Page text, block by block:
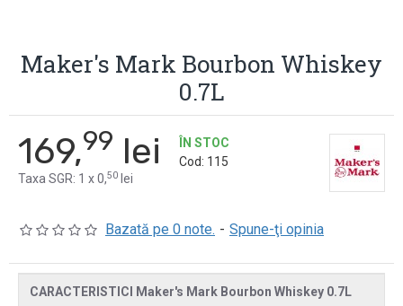
Maker's Mark Bourbon Whiskey
0.7L
Bazată pe 0 note. - Spune-ţi opinia
169,99 lei
Taxa SGR: 1 x 0,50 lei
ÎN STOC
Cod: 115
CARACTERISTICI Maker's Mark Bourbon Whiskey 0.7L